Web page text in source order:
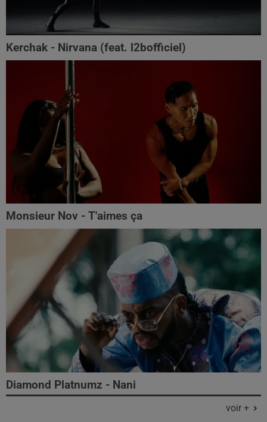
Kerchak - Nirvana (feat. ‪l2bofficiel‬)
Monsieur Nov - T'aimes ça
Diamond Platnumz - Nani
voir +